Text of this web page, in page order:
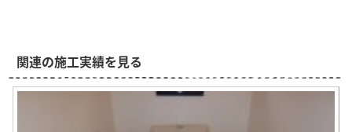
関連の施工実績を見る